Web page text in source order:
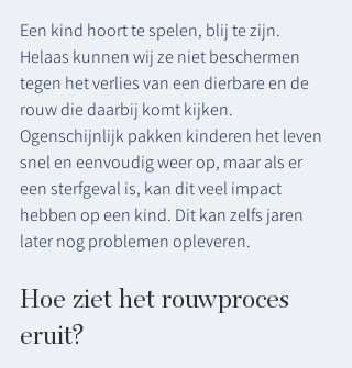
Een kind hoort te spelen, blij te zijn.
Helaas kunnen wij ze niet beschermen
tegen het verlies van een dierbare en de
rouw die daarbij komt kijken.
Ogenschijnlijk pakken kinderen het leven
snel en eenvoudig weer op, maar als er
een sterfgeval is, kan dit veel impact
hebben op een kind. Dit kan zelfs jaren
later nog problemen opleveren.
Hoe ziet het rouwproces
eruit?